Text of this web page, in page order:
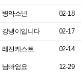
병약소년 02-18
강냉이입니다 02-17
레진케스트 02-14
님빠염요 12-29